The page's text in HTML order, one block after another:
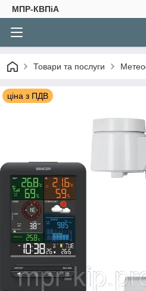
МПР-КВПіА
Товари та послуги
ціна з ПДВ